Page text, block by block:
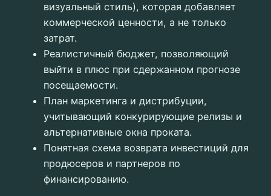
визуальный стиль), которая добавляет
коммерческой ценности, а не только
затрат.
Реалистичный бюджет, позволяющий
выйти в плюс при сдержанном прогнозе
посещаемости.
План маркетинга и дистрибуции,
учитывающий конкурирующие релизы и
альтернативные окна проката.
Понятная схема возврата инвестиций для
продюсеров и партнеров по
финансированию.